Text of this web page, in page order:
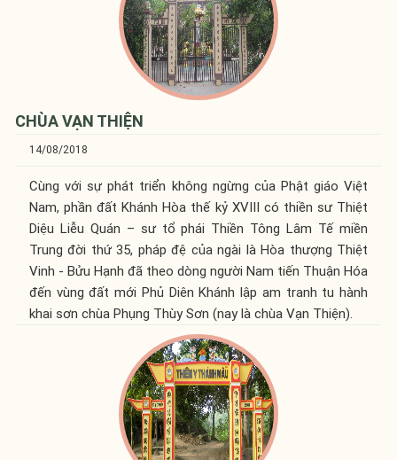
CHÙA VẠN THIỆN
14/08/2018
Cùng với sự phát triển không ngừng của Phật giáo Việt
Nam, phần đất Khánh Hòa thế kỷ XVIII có thiền sư Thiệt
Diệu Liễu Quán – sư tổ phái Thiền Tông Lâm Tế miền
Trung đời thứ 35, pháp đệ của ngài là Hòa thượng Thiệt
Vinh - Bửu Hạnh đã theo dòng người Nam tiến Thuận Hóa
đến vùng đất mới Phủ Diên Khánh lập am tranh tu hành
khai sơn chùa Phụng Thùy Sơn (nay là chùa Vạn Thiện).